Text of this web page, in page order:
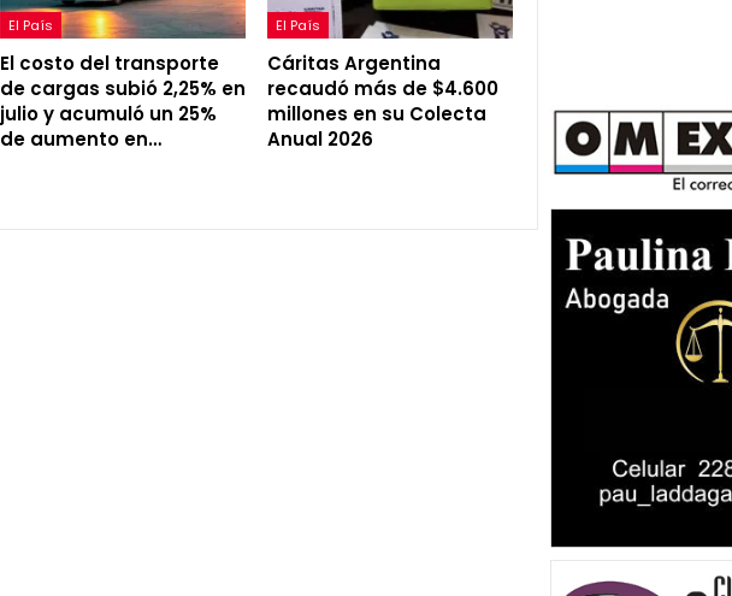
El País
El costo del transporte
de cargas subió 2,25% en
julio y acumuló un 25%
de aumento en…
El País
Cáritas Argentina
recaudó más de $4.600
millones en su Colecta
Anual 2026